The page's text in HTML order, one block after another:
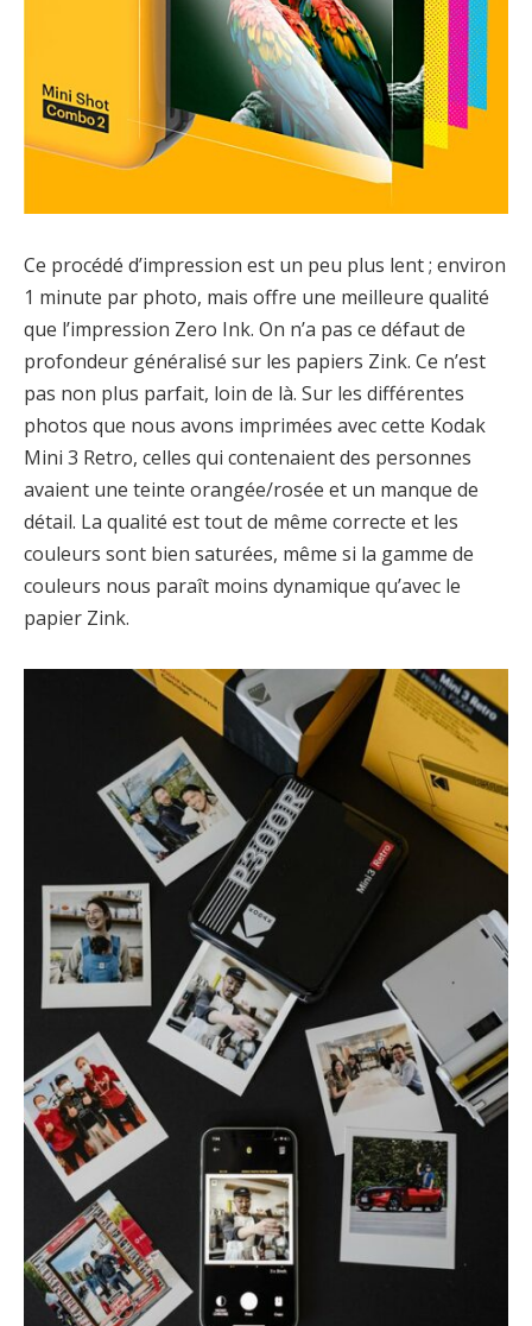
Ce procédé d’impression est un peu plus lent ; environ
1 minute par photo, mais offre une meilleure qualité
que l’impression Zero Ink. On n’a pas ce défaut de
profondeur généralisé sur les papiers Zink. Ce n’est
pas non plus parfait, loin de là. Sur les différentes
photos que nous avons imprimées avec cette Kodak
Mini 3 Retro, celles qui contenaient des personnes
avaient une teinte orangée/rosée et un manque de
détail. La qualité est tout de même correcte et les
couleurs sont bien saturées, même si la gamme de
couleurs nous paraît moins dynamique qu’avec le
papier Zink.